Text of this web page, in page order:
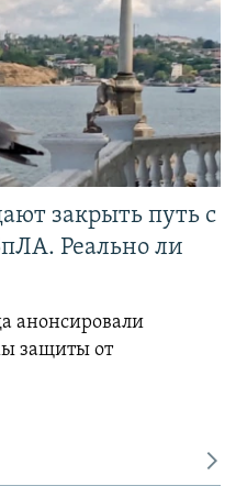
закрыть путь с
Реально ли
анонсировали
защиты от